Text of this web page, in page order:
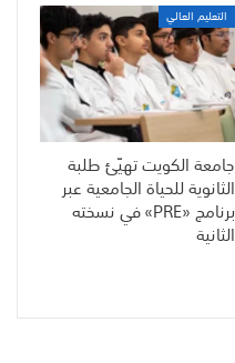
التعليم العالي
جامعة الكويت تهيّئ طلبة
الثانوية للحياة الجامعية عبر
برنامج «PRE» في نسخته
الثانية